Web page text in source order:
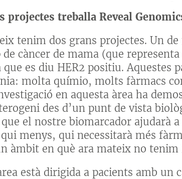
projectes treballa Reveal
tenim dos grans projectes. Un
càncer de mama (que
es diu HER2 positiu. Aquestes
molta químio, molts fàrmacs
en aquesta àrea ha
des d’un punt de vista
el nostre biomarcador ajudarà
menys, qui necessitarà més
àmbit en què ara mateix no
està dirigida a pacients amb un